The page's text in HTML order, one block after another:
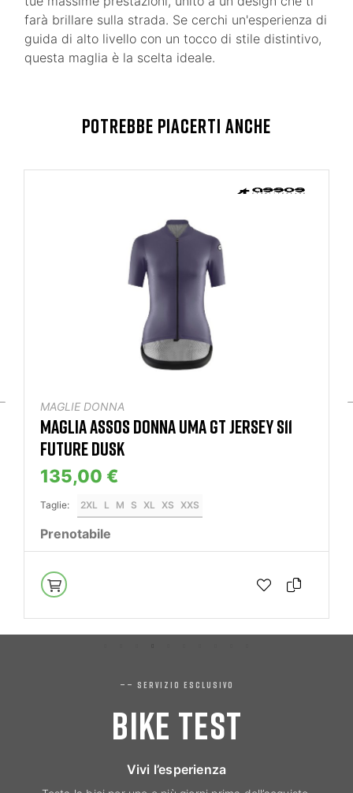
farà brillare sulla strada. Se cerchi un'esperienza di
guida di alto livello con un tocco di stile distintivo,
questa maglia è la scelta ideale.
POTREBBE PIACERTI ANCHE
MAGLIE DONNA
MAGLIA ASSOS DONNA UMA GT JERSEY S11
FUTURE DUSK
135,00 €
Taglie: 2XL L M S XL XS XXS
Prenotabile
—— SERVIZIO ESCLUSIVO
BIKE TEST
Vivi l’esperienza